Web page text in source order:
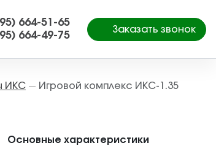
664-51-65
664-49-75
Заказать звонок
ИКС — Игровой комплекс ИКС-1.35
Основные характеристики